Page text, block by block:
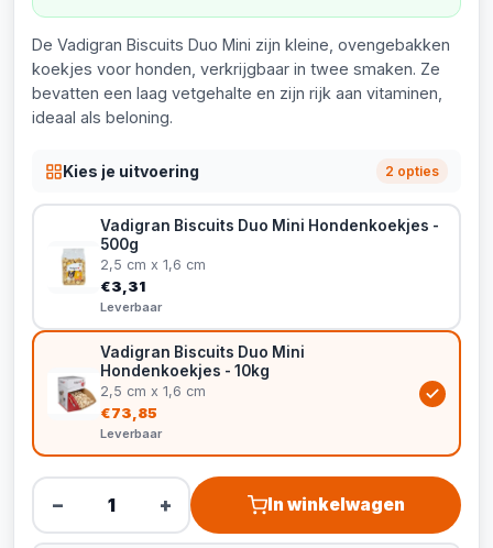
De Vadigran Biscuits Duo Mini zijn kleine, ovengebakken
koekjes voor honden, verkrijgbaar in twee smaken. Ze
bevatten een laag vetgehalte en zijn rijk aan vitaminen,
ideaal als beloning.
Kies je uitvoering 2 opties
Vadigran Biscuits Duo Mini Hondenkoekjes -
500g
2,5 cm x 1,6 cm
€3,31
Leverbaar
Vadigran Biscuits Duo Mini
Hondenkoekjes - 10kg
2,5 cm x 1,6 cm
€73,85
Leverbaar
− + In winkelwagen